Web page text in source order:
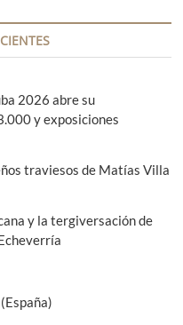
2026 abre su
y exposiciones
traviesos de Matías Villa
y la tergiversación de